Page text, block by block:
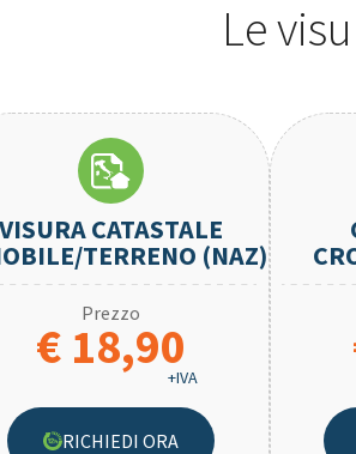
Le
VISURA CATASTALE
TERRENO (NAZ)
Prezzo
€ 18,90
+IVA
RICHIEDI ORA